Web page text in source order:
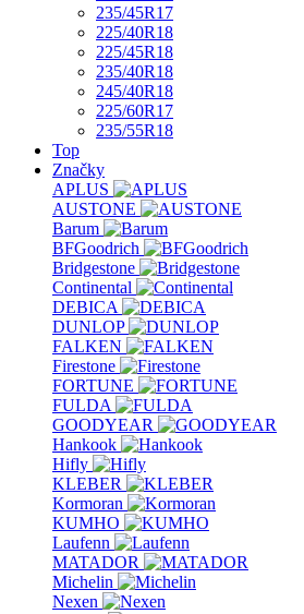
235/45R17
225/40R18
225/45R18
235/40R18
245/40R18
225/60R17
235/55R18
Top
Značky
APLUS
AUSTONE
Barum
BFGoodrich
Bridgestone
Continental
DEBICA
DUNLOP
FALKEN
Firestone
FORTUNE
FULDA
GOODYEAR
Hankook
Hifly
KLEBER
Kormoran
KUMHO
Laufenn
MATADOR
Michelin
Nexen